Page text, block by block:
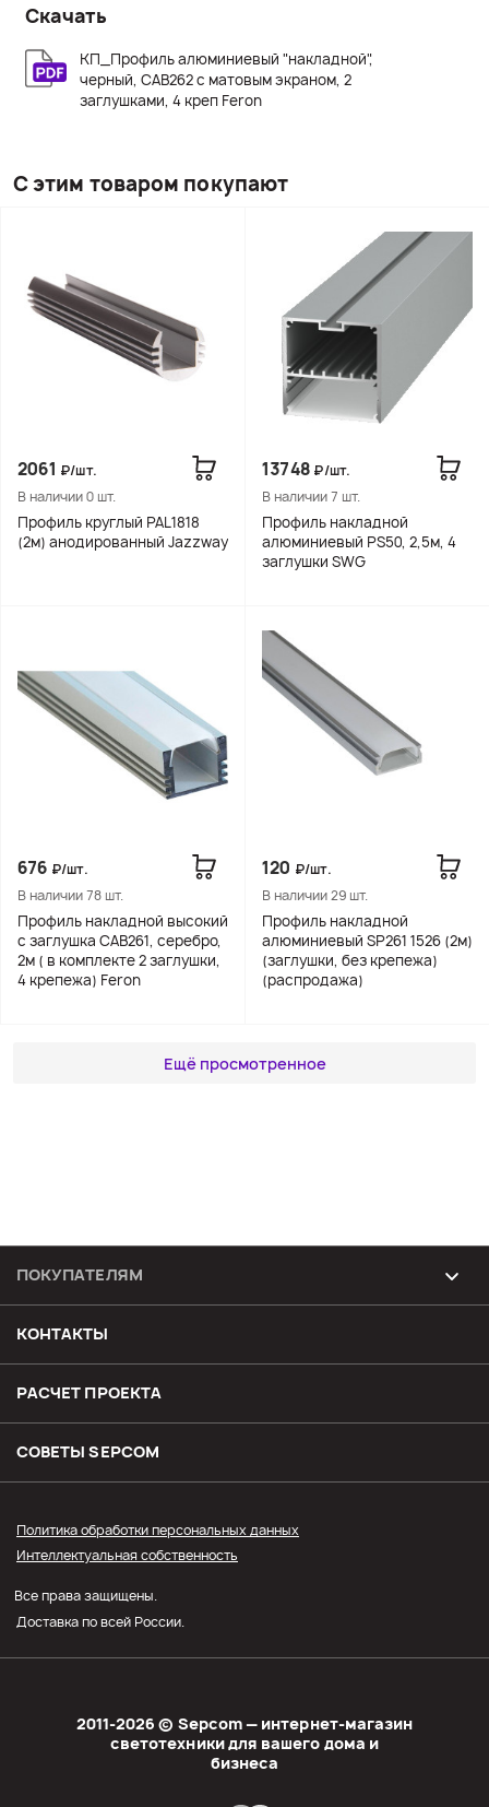
Скачать
КП_Профиль алюминиевый "накладной",
черный, CAB262 с матовым экраном, 2
заглушками, 4 креп Feron
С этим товаром покупают
2061 ₽/шт.
В наличии 0 шт.
Профиль круглый PAL1818
(2м) анодированный Jazzway
13748 ₽/шт.
В наличии 7 шт.
Профиль накладной
алюминиевый PS50, 2,5м, 4
заглушки SWG
676 ₽/шт.
В наличии 78 шт.
Профиль накладной высокий
с заглушка CAB261, серебро,
2м ( в комплекте 2 заглушки,
4 крепежа) Feron
120 ₽/шт.
В наличии 29 шт.
Профиль накладной
алюминиевый SP261 1526 (2м)
(заглушки, без крепежа)
(распродажа)
Ещё просмотренное
ПОКУПАТЕЛЯМ
Возврат и обмен товара
Доставка
Оплата
Оптовым покупателям
Личный кабинет
КОНТАКТЫ
РАСЧЕТ ПРОЕКТА
СОВЕТЫ SЕPCOM
2011-2026 © Sеpcom — интернет-магазин
светотехники для вашего дома и
бизнеса
Политика обработки персональных данных
Интеллектуальная собственность
Все права защищены.
Доставка по всей России.